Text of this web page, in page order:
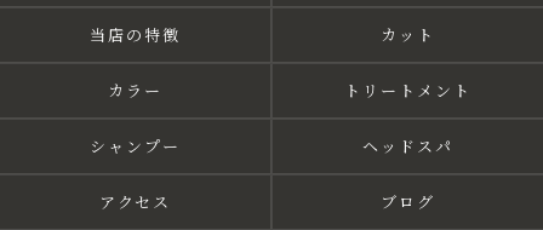
当店の特徴 カット
カラー トリートメント
シャンプー ヘッドスパ
アクセス ブログ